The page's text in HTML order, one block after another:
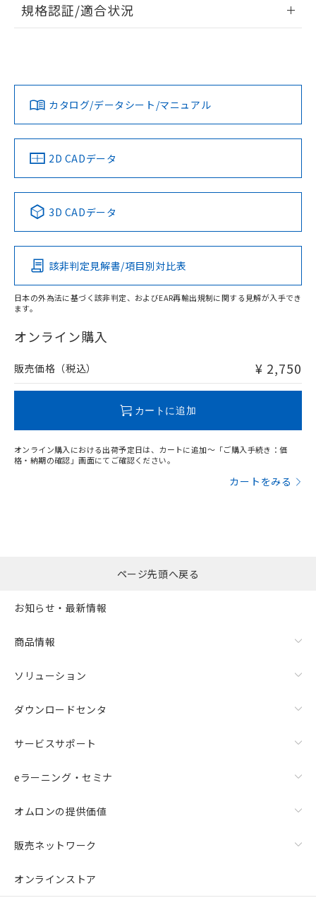
ログイン/会員登録
ダウンロードデータをご利用いただく前に、以下を必ずお読
みください。
ソフトウェアの使用条件
EU RoHS 注意事項・凡例
対応済み
中国 RoHS 注意事項・凡例
Pb Hg Cd Cr(VI)
O
在庫等で未対応品が混在する可能性があります。
問い合わせください。
規格認証/適合状況
カタログ/データシート/マニュアル
2D CADデータ
3D CADデータ
該非判定見解書/項目別対比表
日本の外為法に基づく該非判定、およびEAR再輸出規制に関する見解が入手でき
ます。
オンライン購入
販売価格（税込） ¥ 2,750
カートに追加
オンライン購入における出荷予定日は、カートに追加～「ご購入手続き：価
格・納期の確認」画面にてご確認ください。
カートをみる
ページ先頭へ戻る
お知らせ・最新情報
商品情報
ソリューション
ダウンロードセンタ
サービスサポート
eラーニング・セミナ
オムロンの提供価値
販売ネットワーク
オンラインストア